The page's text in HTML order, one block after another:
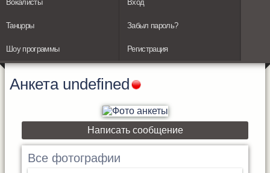
Вокалисты
Танцоры
Шоу программы
Вход
Забыл пароль?
Регистрация
Анкета undefined
Написать сообщение
Все фотографии